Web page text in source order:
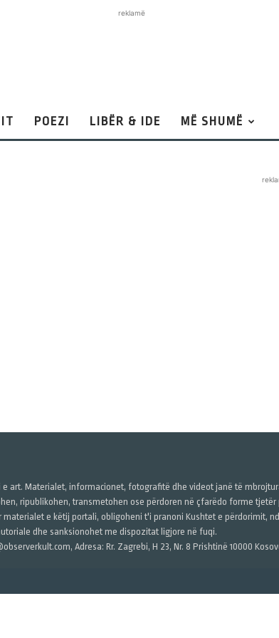
reklamë
POEZI LIBËR & IDE MË SHUMË
art. Materialet, informacionet, fotografitë dhe videot janë të
ripublikohen, transmetohen ose përdoren në çfarëdo forme
e këtij portali, obligoheni t'i pranoni Kushtet e përdorimit,
dhe sanksionohet me dispozitat ligjore në fuqi.
Adresa: Rr. Zagrebi, H 23, Nr. 8 Prishtinë 10000